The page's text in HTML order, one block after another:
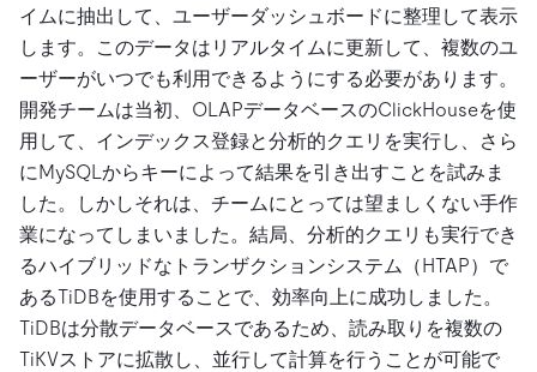
イムに抽出して、ユーザーダッシュボードに整理して表示
します。このデータはリアルタイムに更新して、複数のユ
ーザーがいつでも利用できるようにする必要があります。
開発チームは当初、OLAPデータベースのClickHouseを使
用して、インデックス登録と分析的クエリを実行し、さら
にMySQLからキーによって結果を引き出すことを試みま
した。しかしそれは、チームにとっては望ましくない手作
業になってしまいました。結局、分析的クエリも実行でき
るハイブリッドなトランザクションシステム（HTAP）で
あるTiDBを使用することで、効率向上に成功しました。
TiDBは分散データベースであるため、読み取りを複数の
TiKVストアに拡散し、並行して計算を行うことが可能で